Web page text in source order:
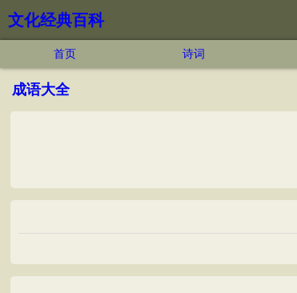
文化经典百科
首页 诗词
成语大全